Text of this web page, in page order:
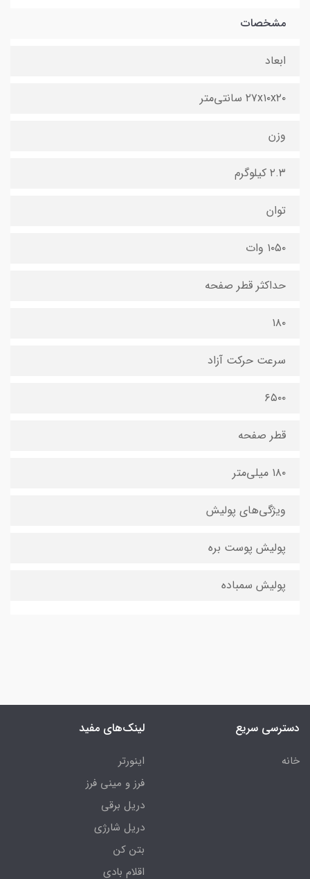
مشخصات
ابعاد
۲۷x۱۰x۲۰ سانتی‌متر
وزن
۲.۳ کیلوگرم
توان
۱۰۵۰ وات
حداکثر قطر صفحه
۱۸۰
سرعت حرکت آزاد
۶۵۰۰
قطر صفحه
۱۸۰ میلی‌متر
ویژگی‌های پولیش
پولیش پوست بره
پولیش سمباده
دسترسی سریع
خانه
لینک‌های مفید
اینورتر
فرز و مینی فرز
دریل برقی
دریل شارژی
بتن کن
اقلام بادی